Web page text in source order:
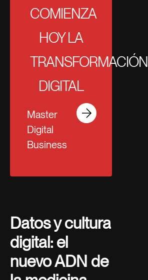
COMIENZA
HOY LA
TRANSFORMACIÓN
DIGITAL
Master
Digital
Business
Datos y cultura
digital: el
nuevo ADN de